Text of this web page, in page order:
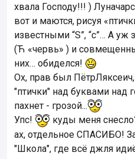
хвала Господу!!! )
вот и маются, рисуя
известными “S”, “c”… А уж
(Ћ «червь» ) и
них… обиделся!
Ох, прав был
"птички" над буквами над
пахнет - грозой...
Упс!
куды меня
ах, отдельное СПАСИБО!
"Школа", где всё джля